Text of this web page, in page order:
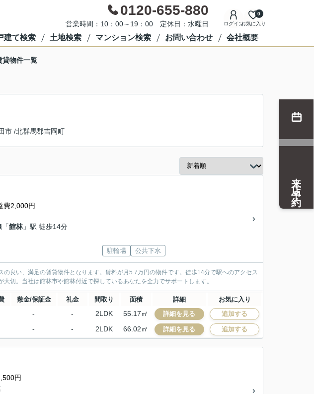
0120-655-880
営業時間：10：00～19：00 定休日：水曜日 ログインお気に入り
0
建て検索 土地検索 マンション検索 お問い合わせ 会社概要
貸物件一覧
市 /北群馬郡吉岡町
費2,000円
「館林」駅 徒歩14分
駐輪場 公共下水
の良い、満足の賃貸物件となります。賃料が月5.7万円の物件です。徒歩14分で駅へのアクセス
切。当社は館林市や館林付近で探しているあなたを全力でサポートします。
敷金/保証金 礼金 間取り 面積 詳細 お気に入り
- - 2LDK 55.17㎡ 詳細を見る 追加する
- - 2LDK 66.02㎡ 詳細を見る 追加する
円
来店予約